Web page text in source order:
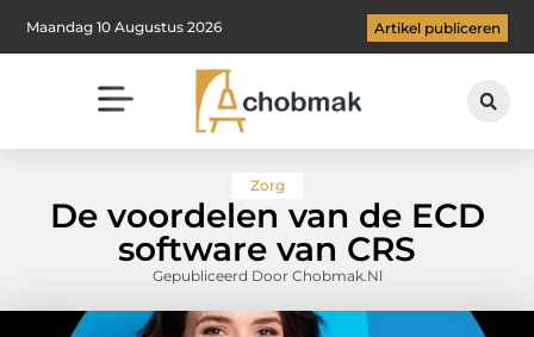
Maandag 10 Augustus 2026 Artikel publiceren
Zorg
De voordelen van de ECD
software van CRS
Gepubliceerd Door Chobmak.nl